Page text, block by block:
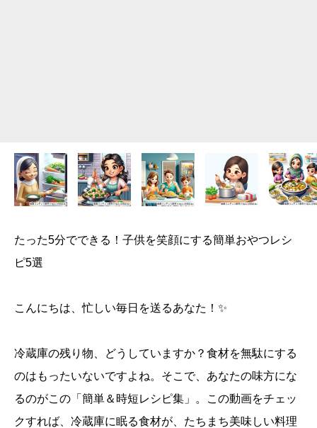
たった5分でできる！子供を笑顔にする簡単おやつレシ
ピ5選
こんにちは、忙しい毎日を送るあなた！✨
冷蔵庫の残り物、どうしていますか？食材を無駄にする
のはもったいないですよね。そこで、あなたの味方にな
るのがこの「簡単＆時短レシピ集」。この動画をチェッ
クすれば、冷蔵庫に眠る食材が、たちまち美味しい料理